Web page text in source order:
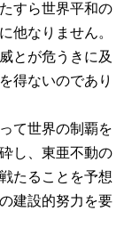
すら世界平和の
他なりません。
とが危うきに及
得ないのであり
て世界の制覇を
し、東亜不動の
たることを予想
建設的努力を要